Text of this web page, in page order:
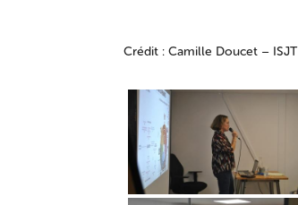
Crédit : Camille Doucet – ISJT